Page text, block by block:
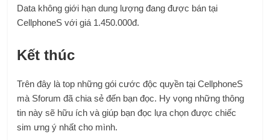
Data không giới hạn dung lượng đang được bán tại
CellphoneS với giá 1.450.000đ.
Kết thúc
Trên đây là top những gói cước độc quyền tại CellphoneS
mà Sforum đã chia sẻ đến bạn đọc. Hy vọng những thông
tin này sẽ hữu ích và giúp bạn đọc lựa chọn được chiếc
sim ưng ý nhất cho mình.